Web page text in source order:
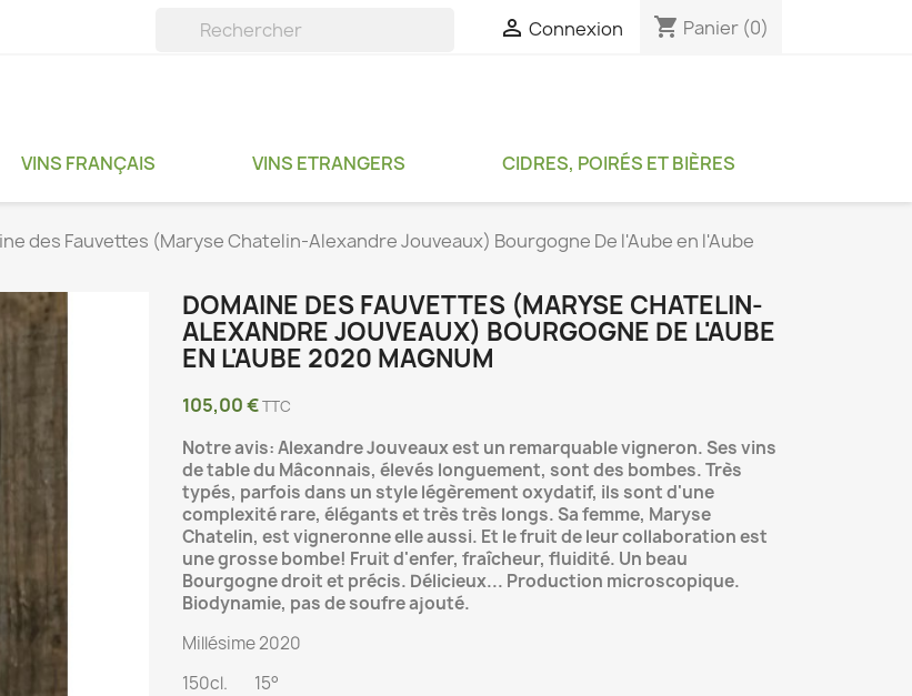
 Connexion shopping_cart Panier (0)
VINS FRANÇAIS VINS ETRANGERS CIDRES, POIRÉS ET BIÈRES
des Fauvettes (Maryse Chatelin-Alexandre Jouveaux) Bourgogne De l'Aube en l'Aube
DOMAINE DES FAUVETTES (MARYSE CHATELIN-
ALEXANDRE JOUVEAUX) BOURGOGNE DE L'AUBE
EN L'AUBE 2020 MAGNUM
105,00 €TTC
Notre avis: Alexandre Jouveaux est un remarquable vigneron. Ses vins
de table du Mâconnais, élevés longuement, sont des bombes. Très
typés, parfois dans un style légèrement oxydatif, ils sont d'une
complexité rare, élégants et très très longs. Sa femme, Maryse
Chatelin, est vigneronne elle aussi. Et le fruit de leur collaboration est
une grosse bombe! Fruit d'enfer, fraîcheur, fluidité. Un beau
Bourgogne droit et précis. Délicieux... Production microscopique.
Biodynamie, pas de soufre ajouté.
Millésime 2020
150cl. 15°